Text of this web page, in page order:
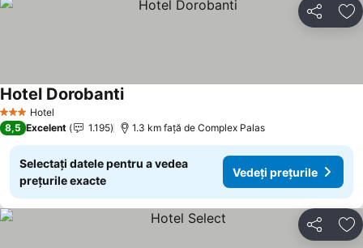
Distribuiți
3 SteleHotel
Hotel Dorobanti
8,5 Excelent 1.195 1.3 km faţă de Complex Palas
Selectați datele pentru a vedea
prețurile exacte
Vedeți prețurile
Distribuiți